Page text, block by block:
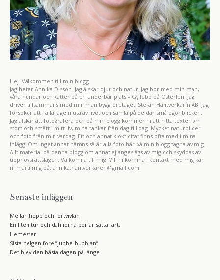
Hej. Välkommen till min blogg.
Jag heter Annika Olsson. Jag älskar djur och natur. Jag bor med min man,
våra hundar och katter på en underbar plats – Gyllebo på Österlen. Jag
driver tillsammans med min man byggföretaget, Stefan Hantverkar´n AB. Jag
försöker att i alla läge njuta av livet och samla på de där små ögonblicken.
Jag älskar att fotografera och på min blogg kommer ni att hitta texter om
stort och smått i mitt liv, mina tankar från dag till dag. Mycket naturbilder
och foto från min vardag. Ett och annat klokt citat finns ofta med i mina
inlägg. Om inget annat nämns så är alla foto här på min blogg tagna av mig.
Allt material på denna blogg om annat ej anges ägs av mig och skyddas av
upphovsrättslagen. Välkomna till mig. Vill ni komma i kontakt med mig kan
ni maila mig på: annika.hantverkaren@gmail.com
Senaste inläggen
Mellan hopp och förtvivlan
En liten tur och dahliorna börjar sätta fart.
Hemester
Sista helgen före ”jubbe-bubblan”
Det blev den bästa dagen på länge.